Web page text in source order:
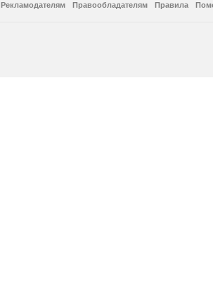
Рекламодателям Правообладателям Правила